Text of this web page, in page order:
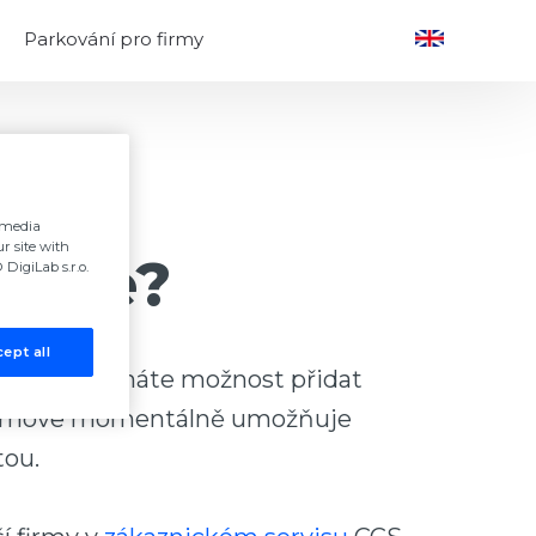
Parkování pro firmy
Zde máte možnost přidat
momentálně umožňuje
site with
s.r.o.
all